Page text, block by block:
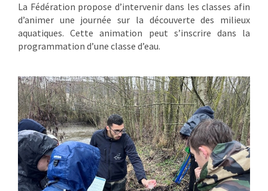
La Fédération propose d’intervenir dans les classes afin
d’animer une journée sur la découverte des milieux
aquatiques. Cette animation peut s’inscrire dans la
programmation d’une classe d’eau.